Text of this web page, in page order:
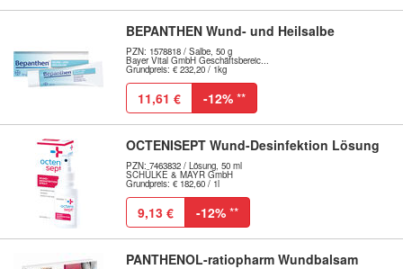
BEPANTHEN Wund- und Heilsalbe
PZN: 1578818 / Salbe, 50 g
Bayer Vital GmbH Geschäftsbereic...
Grundpreis: € 232,20 / 1kg
11,61 € -12% **
OCTENISEPT Wund-Desinfektion Lösung
PZN: 7463832 / Lösung, 50 ml
SCHÜLKE & MAYR GmbH
Grundpreis: € 182,60 / 1l
9,13 € -12% **
PANTHENOL-ratiopharm Wundbalsam